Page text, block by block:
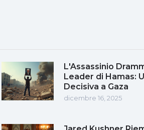
L'Assassinio
Leader di Hamas:
Decisiva a Gaza
dicembre 16, 2025